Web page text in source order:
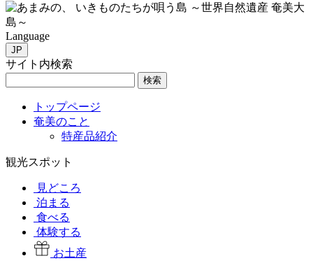
いきものたちが唄う島 ～世界自然遺産 奄美大
島～
Language
JP
サイト内検索
検索
トップページ
奄美のこと
特産品紹介
観光スポット
見どころ
泊まる
食べる
体験する
お土産